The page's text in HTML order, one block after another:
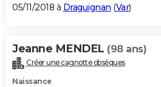
05/11/2018 à Draguignan (Var)
Jeanne MENDEL (98 ans)
Créer une cagnotte obsèques
Naissance